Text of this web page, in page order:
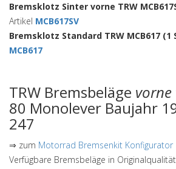
Bremsklotz Sinter vorne TRW
Artikel MCB617SV
Bremsklotz Standard TRW MCB617 (1
MCB617
TRW Bremsbeläge vorne
80 Monolever Baujahr
247
⇒ zum Motorrad Bremsenkit Konfigurator
Verfügbare Bremsbeläge in